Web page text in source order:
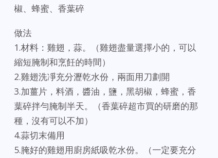
椒、蜂蜜、香葉碎
做法
1.材料：雞翅，蒜。（雞翅盡量選擇小的，可以
縮短腌制和烹飪的時間）
2.雞翅洗凈充分瀝乾水份，兩面用刀劃開
3.加薑片，料酒，醬油，鹽，黑胡椒，蜂蜜，香
葉碎拌勻腌制半天。（香葉碎超市買的研磨的那
種，沒有可以不加）
4.蒜切末備用
5.腌好的雞翅用廚房紙吸乾水份。（一定要充分